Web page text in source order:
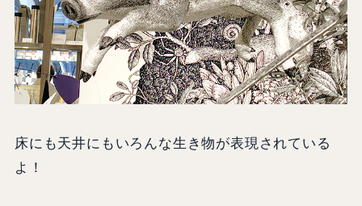
床にも天井にもいろんな生き物が表現されている
よ！